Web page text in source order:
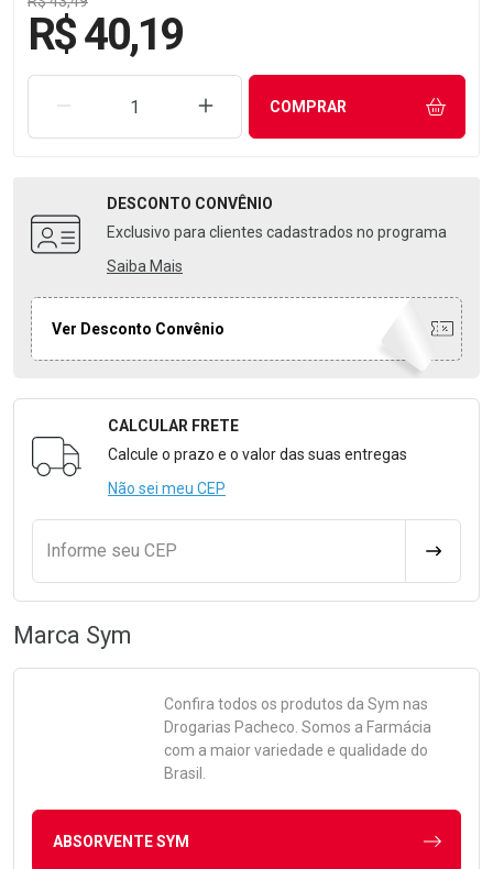
R$ 40,19
REMOVER UMA UNIDADEAUMENTAR UMA UNIDADE
COMPRAR
DESCONTO CONVÊNIO
Exclusivo para clientes cadastrados no programa
Saiba Mais
Ver Desconto Convênio
Formulário para Calcular o Frete
CALCULAR FRETE
Calcule o prazo e o valor das suas entregas
Não sei meu CEP
Informe seu CEP
Marca Sym
Confira todos os produtos da Sym nas
Drogarias Pacheco. Somos a Farmácia
com a maior variedade e qualidade do
Brasil.
ABSORVENTE SYM